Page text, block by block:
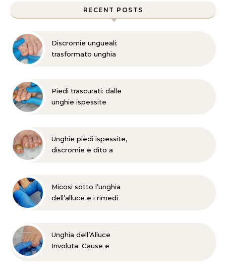
RECENT POSTS
Discromie ungueali:
trasformato unghia
Piedi trascurati: dalle
unghie ispessite
Unghie piedi ispessite,
discromie e dito a
Micosi sotto l’unghia
dell’alluce e i rimedi
Unghia dell’Alluce
Involuta: Cause e